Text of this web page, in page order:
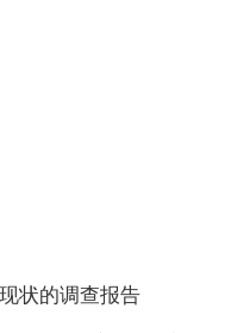
状的调查报告